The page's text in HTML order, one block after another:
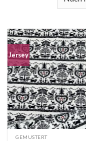
Jersey
GEMUSTERT